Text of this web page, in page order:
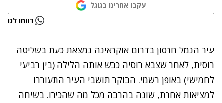
עקבו אחרינו בגוגל
נתקלנו בבעיה דווחו לנו
עיר הנמל חרסון בדרום אוקראינה נמצאת כעת בשליטה
רוסית, לאחר שצבא רוסיה כבש אותה הלילה (בין רביעי
לחמישי) באופן רשמי. הבוקר תושבי העיר התעוררו
למציאות אחרת, שונה בהרבה מכל מה שהכירו. בשיחה